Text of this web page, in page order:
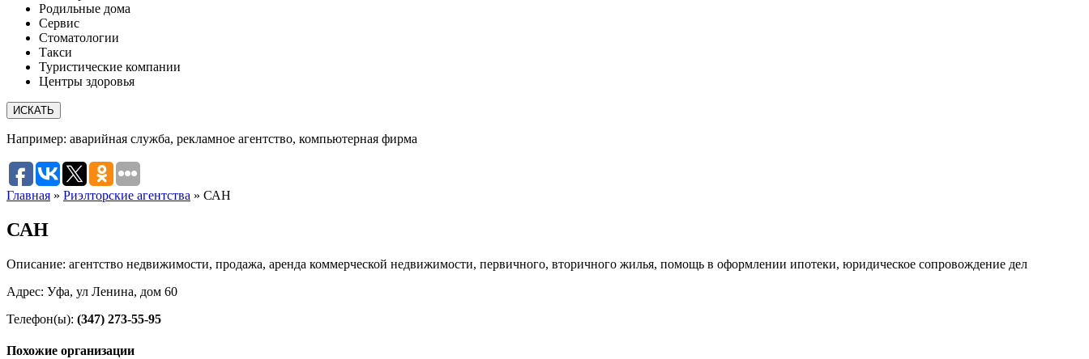
Родильные дома
Сервис
Стоматологии
Такси
Туристические компании
Центры здоровья
Например: аварийная служба, рекламное агентство, компьютерная фирма
Главная » Риэлторские агентства » САН
САН
Описание: агентство недвижимости, продажа, аренда коммерческой недвижимости, первичного, вторичного жилья, помощь в оформлении ипотеки, юридическое сопровождение дел
Адрес: Уфа, ул Ленина, дом 60
Телефон(ы): (347) 273-55-95
Похожие организации